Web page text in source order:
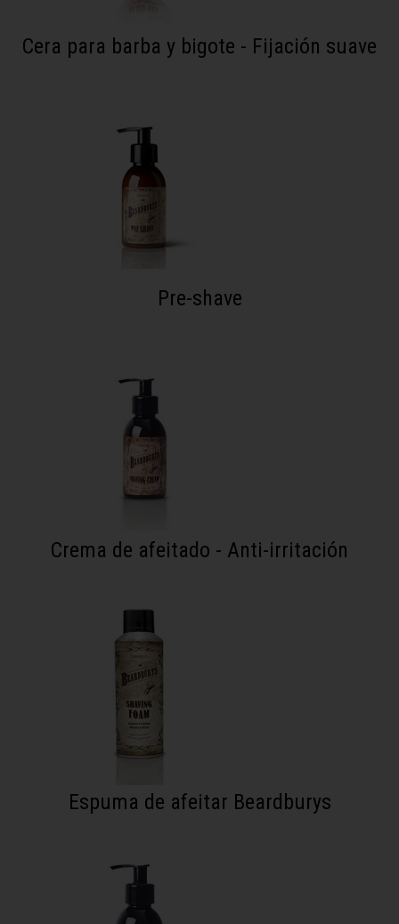
Cera para barba y bigote - Fijación suave
Pre-shave
Crema de afeitado - Anti-irritación
Espuma de afeitar Beardburys